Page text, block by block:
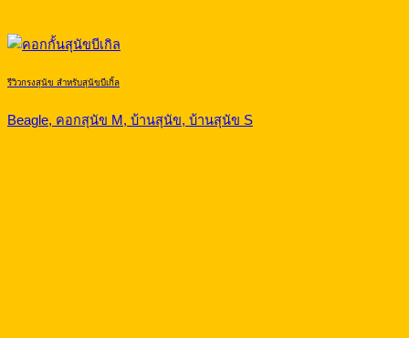
รีวิวกรงสุนัข สำหรับสุนัขบีเกิ้ล
Beagle, คอกสุนัข M, บ้านสุนัข, บ้านสุนัข S